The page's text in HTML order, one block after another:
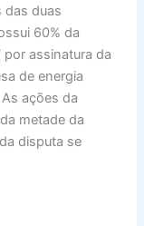
das duas
60% da
assinatura da
de energia
ações da
metade da
disputa se